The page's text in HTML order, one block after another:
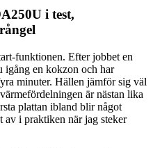
i test,
funktionen. Efter jobbet en
igång en kokzon och har
minuter. Hällen jämför sig väl
är nästan lika
plattan ibland blir något
av i praktiken när jag steker